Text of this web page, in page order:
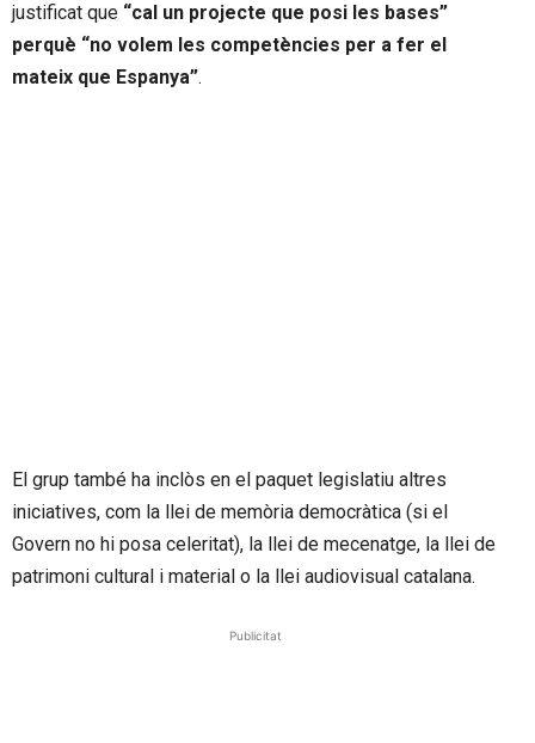
justificat que “cal un projecte que posi les bases”
perquè “no volem les competències per a fer el
mateix que Espanya”.
El grup també ha inclòs en el paquet legislatiu altres
iniciatives, com la llei de memòria democràtica (si el
Govern no hi posa celeritat), la llei de mecenatge, la llei de
patrimoni cultural i material o la llei audiovisual catalana.
Publicitat